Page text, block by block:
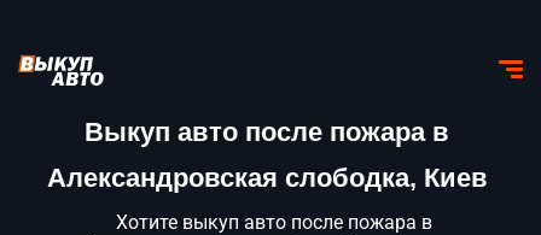
Выкуп авто после пожара в
Александровская слободка, Киев
Хотите выкуп авто после пожара в